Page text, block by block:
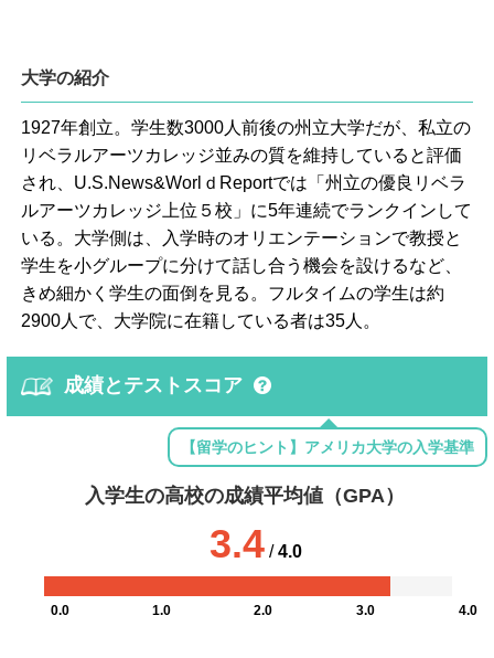
大学の紹介
1927年創立。学生数3000人前後の州立大学だが、私立の
リベラルアーツカレッジ並みの質を維持していると評価
され、U.S.News&WorlｄReportでは「州立の優良リベラ
ルアーツカレッジ上位５校」に5年連続でランクインして
いる。大学側は、入学時のオリエンテーションで教授と
学生を小グループに分けて話し合う機会を設けるなど、
きめ細かく学生の面倒を見る。フルタイムの学生は約
2900人で、大学院に在籍している者は35人。
成績とテストスコア
【留学のヒント】アメリカ大学の入学基準
入学生の高校の成績平均値（GPA）
3.4/ 4.0
0.0 1.0 2.0 3.0 4.0